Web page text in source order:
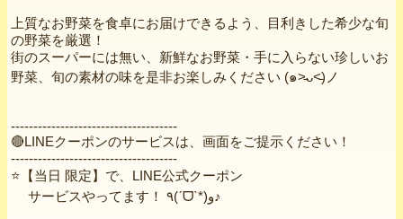
上質なお野菜を食卓にお届けできるよう、目利きした希少な旬
の野菜を厳選！
街のスーパーには無い、新鮮なお野菜・手に入らない珍しいお
野菜、旬の素材の味を是非お楽しみください (๑˃̵ᴗ˂̵)ノ
-------------------------------------
🔴LINEクーポンのサービスは、画面をご提示ください！
-------------------------------------
⭐️【当日 限定】で、LINE公式クーポン
サービスやってます！ ٩(ˊᗜˋ*)و♪